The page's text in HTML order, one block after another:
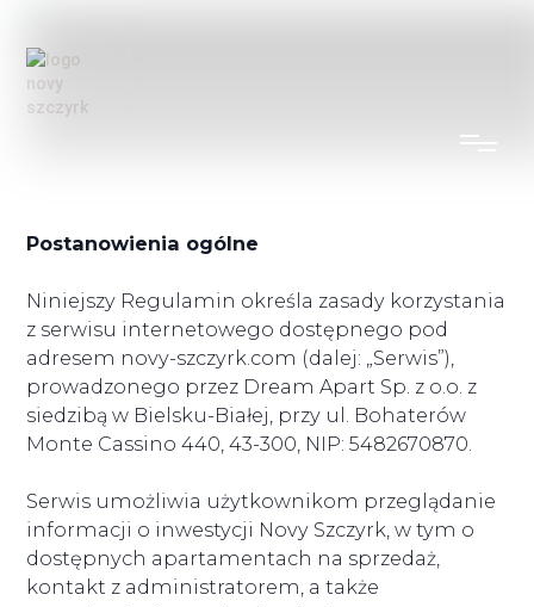
Postanowienia ogólne
Niniejszy Regulamin określa zasady korzystania
z serwisu internetowego dostępnego pod
adresem novy-szczyrk.com (dalej: „Serwis”),
prowadzonego przez Dream Apart Sp. z o.o. z
siedzibą w Bielsku-Białej, przy ul. Bohaterów
Monte Cassino 440, 43-300, NIP: 5482670870.
Serwis umożliwia użytkownikom przeglądanie
informacji o inwestycji Novy Szczyrk, w tym o
dostępnych apartamentach na sprzedaż,
kontakt z administratorem, a także